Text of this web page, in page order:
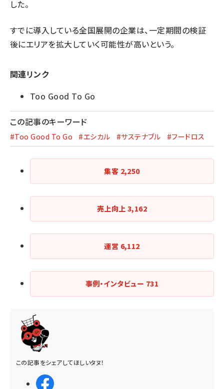
した。
すでに導入している全国展開の企業は、一定期間の検証
後にエリアを拡大していく可能性が高いという。
関連リンク
Too Good To Go
この記事のキーワード
#Too Good To Go #エシカル #サステナブル #フードロス
集客 2,250
売上向上 3,162
運営 6,112
事例・インタビュー 731
この記事をシェアしてほしいタヌ！